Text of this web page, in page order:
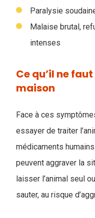
Paralysie
Malaise brutal,
intenses
Ce qu’il ne
maison
Face à ces
essayer de traiter
médicaments
peuvent aggraver la
laisser l’animal seul
sauter, au risque